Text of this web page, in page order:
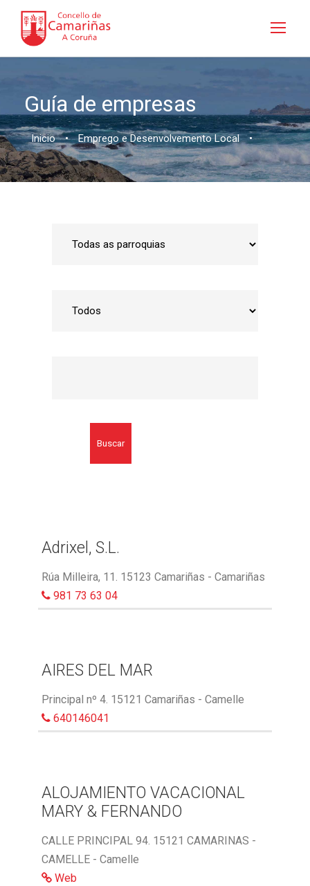
Guía de empresas
Inicio • Emprego e Desenvolvemento Local •
Buscar
Adrixel, S.L.
Rúa Milleira, 11. 15123 Camariñas - Camariñas
981 73 63 04
AIRES DEL MAR
Principal nº 4. 15121 Camariñas - Camelle
640146041
ALOJAMIENTO VACACIONAL
MARY & FERNANDO
CALLE PRINCIPAL 94. 15121 CAMARINAS -
CAMELLE - Camelle
Web